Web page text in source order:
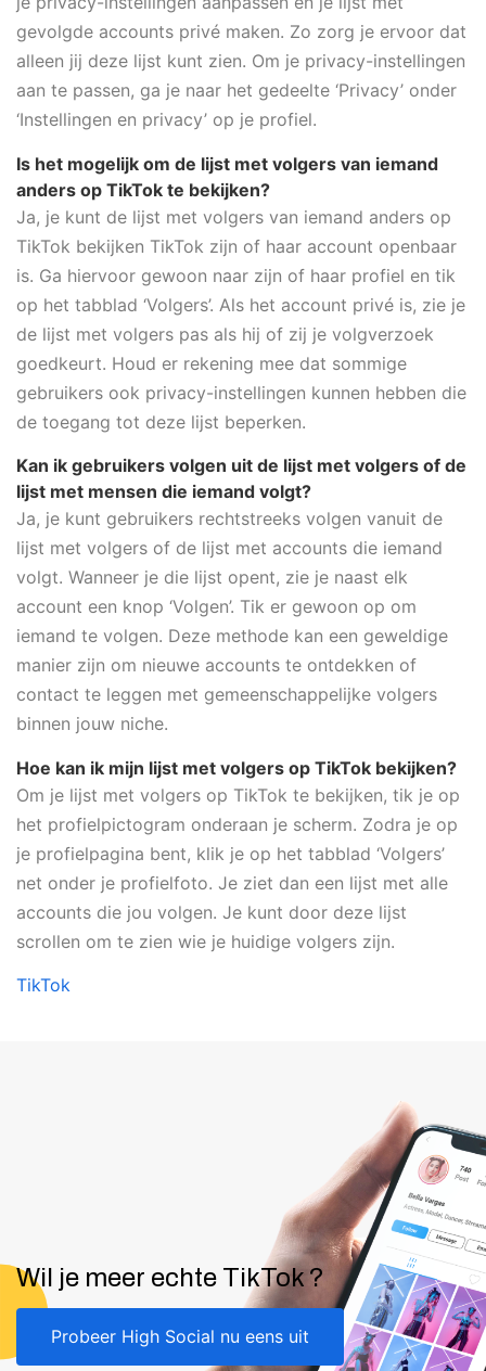
gevolgde accounts privé maken. Zo zorg je ervoor dat
alleen jij deze lijst kunt zien. Om je privacy-instellingen
aan te passen, ga je naar het gedeelte ‘Privacy’ onder
‘Instellingen en privacy’ op je profiel.
Is het mogelijk om de lijst met volgers van iemand
anders op TikTok te bekijken?
Ja, je kunt de lijst met volgers van iemand anders op
TikTok bekijken TikTok zijn of haar account openbaar
is. Ga hiervoor gewoon naar zijn of haar profiel en tik
op het tabblad ‘Volgers’. Als het account privé is, zie je
de lijst met volgers pas als hij of zij je volgverzoek
goedkeurt. Houd er rekening mee dat sommige
gebruikers ook privacy-instellingen kunnen hebben die
de toegang tot deze lijst beperken.
Kan ik gebruikers volgen uit de lijst met volgers of de
lijst met mensen die iemand volgt?
Ja, je kunt gebruikers rechtstreeks volgen vanuit de
lijst met volgers of de lijst met accounts die iemand
volgt. Wanneer je die lijst opent, zie je naast elk
account een knop ‘Volgen’. Tik er gewoon op om
iemand te volgen. Deze methode kan een geweldige
manier zijn om nieuwe accounts te ontdekken of
contact te leggen met gemeenschappelijke volgers
binnen jouw niche.
Hoe kan ik mijn lijst met volgers op TikTok bekijken?
Om je lijst met volgers op TikTok te bekijken, tik je op
het profielpictogram onderaan je scherm. Zodra je op
je profielpagina bent, klik je op het tabblad ‘Volgers’
net onder je profielfoto. Je ziet dan een lijst met alle
accounts die jou volgen. Je kunt door deze lijst
scrollen om te zien wie je huidige volgers zijn.
TikTok
Wil je meer echte TikTok ?
Probeer High Social nu eens uit